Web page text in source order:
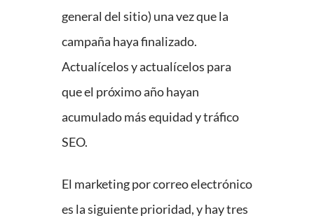
general del sitio) una vez que la
campaña haya finalizado.
Actualícelos y actualícelos para
que el próximo año hayan
acumulado más equidad y tráfico
SEO.
El marketing por correo electrónico
es la siguiente prioridad, y hay tres